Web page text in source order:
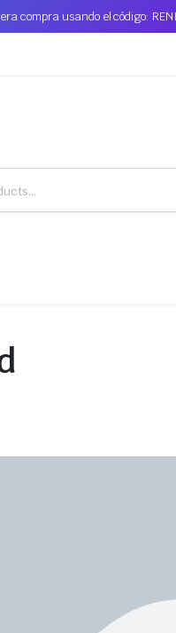
compra usando el código: